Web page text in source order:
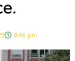
8:46 pm